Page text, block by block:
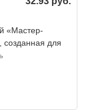
«Мастер-
созданная для